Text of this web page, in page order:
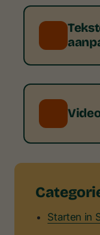
Wat
Starten in